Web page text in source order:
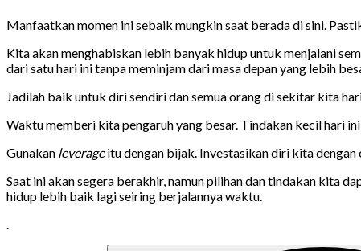
Manfaatkan momen ini sebaik mungkin saat berada di sini.
Kita akan menghabiskan lebih banyak hidup untuk menjalani
dari satu hari ini tanpa meminjam dari masa depan yang lebih
Jadilah baik untuk diri sendiri dan semua orang di sekitar kita
Waktu memberi kita pengaruh yang besar. Tindakan kecil hari
Gunakan leverageitu dengan bijak. Investasikan diri kita dengan
Saat ini akan segera berakhir, namun pilihan dan tindakan kita
hidup lebih baik lagi seiring berjalannya waktu.
.